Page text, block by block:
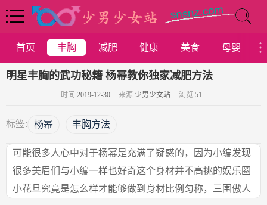
首页 丰胸 减肥 健康 美食 母婴
明星丰胸的武功秘籍 杨幂教你独家减肥方法
时间:2019-12-30 来源:少男少女站 浏览:51
标签: 杨幂 丰胸方法
可能很多人心中对于杨幂是充满了疑惑的，因为小编发现
很多美眉们与小编一样也好奇这个身材并不高挑的娱乐圈
小花旦究竟是怎么样才能够做到身材比例匀称，三围傲人